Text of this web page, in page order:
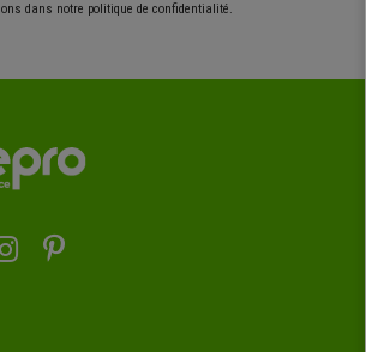
dans notre politique de confidentialité.